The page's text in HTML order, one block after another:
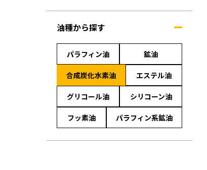
油種から探す
パラフィン油 鉱油
合成炭化水素油 エステル油
グリコール油 シリコーン油
フッ素油 パラフィン系鉱油